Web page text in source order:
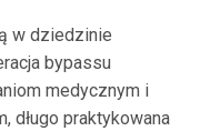
w dziedzinie
bypassu
medycznym i
długo praktykowana